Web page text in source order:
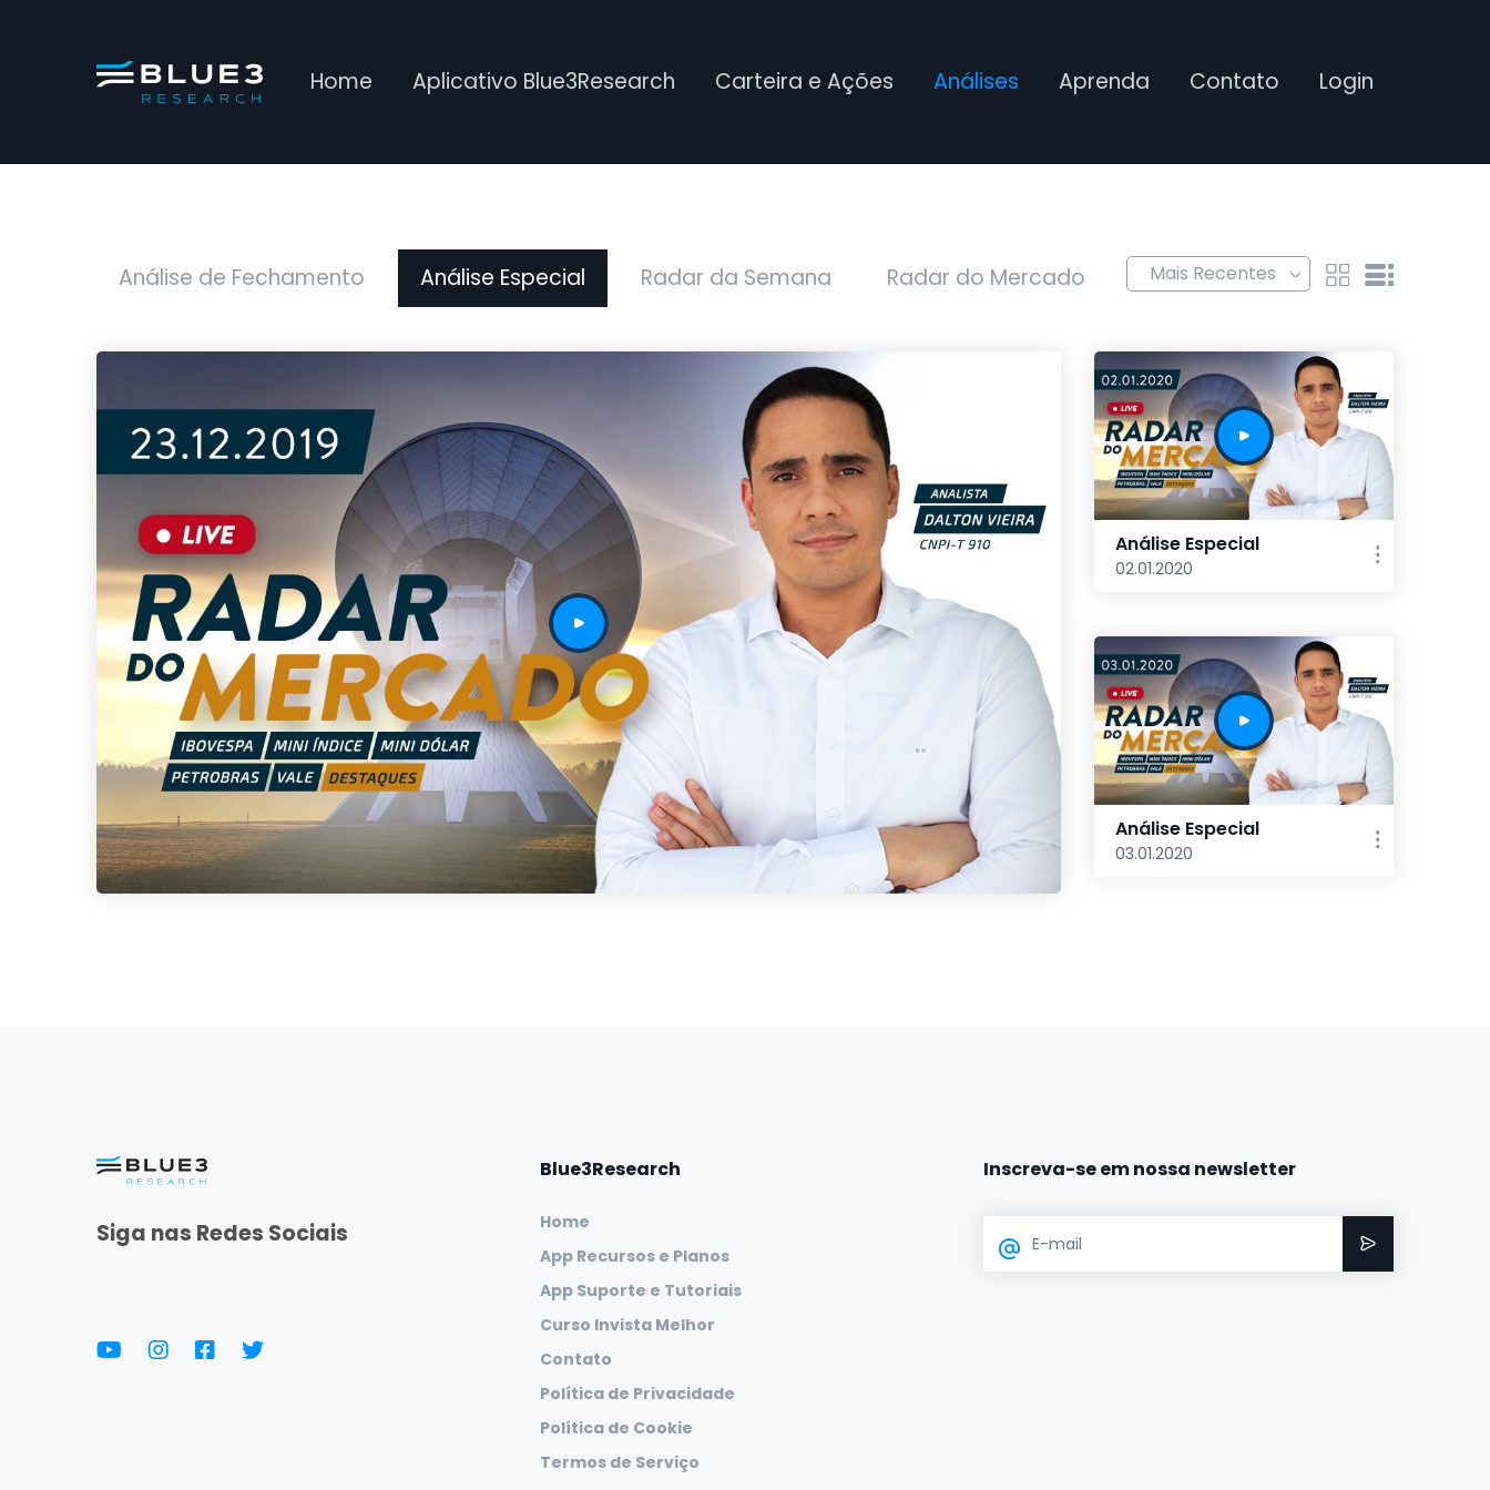
Home Aplicativo Blue3Research Carteira e Ações Análises Aprenda Contato Login
Análise de Fechamento Análise Especial Radar da Semana Radar do Mercado
Análise Especial
02.01.2020
Análise Especial
03.01.2020
Siga nas Redes Sociais
Blue3Research
Home
App Recursos e Planos
App Suporte e Tutoriais
Curso Invista Melhor
Contato
Política de Privacidade
Política de Cookie
Termos de Serviço
Inscreva-se em nossa newsletter